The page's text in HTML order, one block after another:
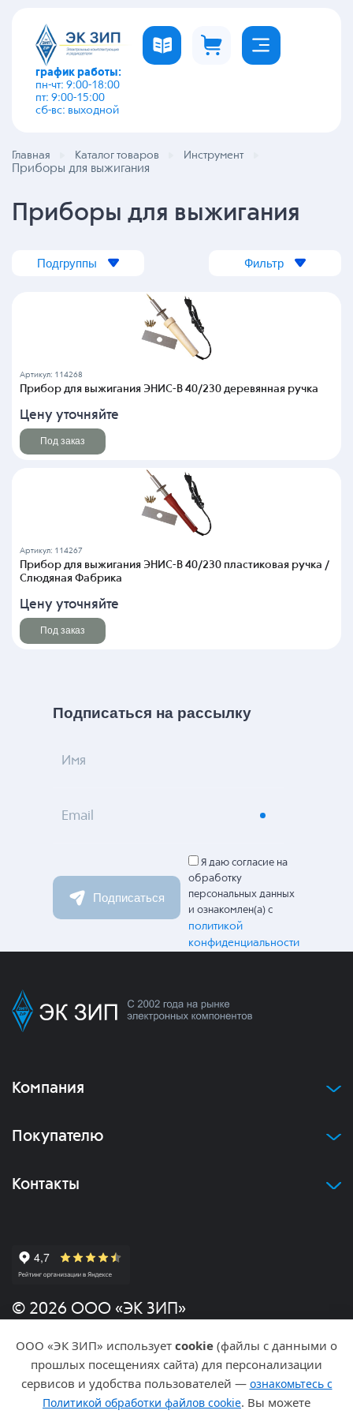
график работы:
пн-чт: 9:00-18:00
пт: 9:00-15:00
сб-вс: выходной
Главная Каталог товаров Инструмент
Приборы для выжигания
Приборы для выжигания
Подгруппы Фильтр
Артикул: 114268
Прибор для выжигания ЭНИС-В 40/230 деревянная ручка
Цену уточняйте
Под заказ
Артикул: 114267
Прибор для выжигания ЭНИС-В 40/230 пластиковая ручка /
Слюдяная Фабрика
Цену уточняйте
Под заказ
Подписаться на рассылку
Имя
Email
Подписаться
Я даю согласие на
обработку
персональных данных
и ознакомлен(а) с
политикой
конфиденциальности
Компания
Покупателю
Контакты
© 2026 ООО «ЭК ЗИП»
Политика конфиденциальности
Разработка и продвижение
ООО «ЭК ЗИП» использует cookie (файлы с данными о
прошлых посещениях сайта) для персонализации
сервисов и удобства пользователей — ознакомьтесь с
Политикой обработки файлов cookie. Вы можете